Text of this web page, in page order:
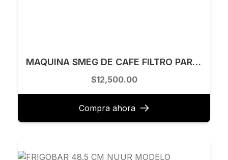
MAQUINA SMEG DE CAFE FILTRO PARA CAPSULAS AZUL ECF01PBUS
$12,500.00
Compra ahora